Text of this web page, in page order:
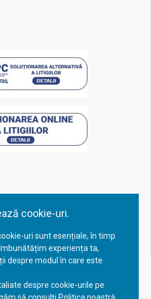
cookie-uri.
uri sunt esențiale, în timp
experiența ta,
despre modul în care este
despre cookie-urile pe